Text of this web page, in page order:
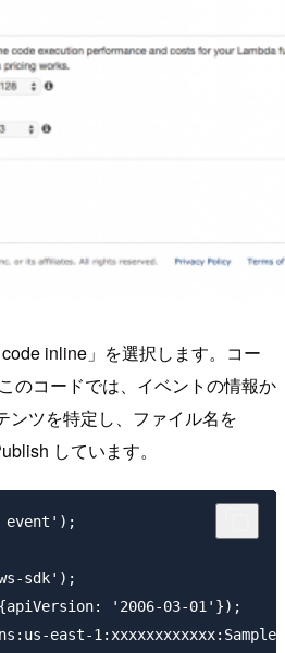
inline」を選択します。コー
のコードでは、イベントの情報か
ンツを特定し、ファイル名を
しています。
event');
sdk');
'2006-03-01'});
east-